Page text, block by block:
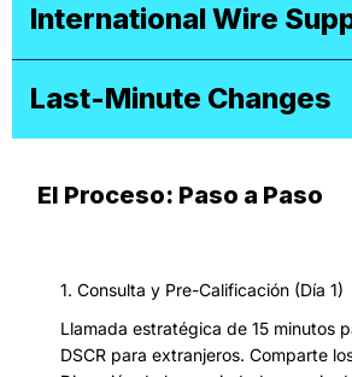
International Wire
Last-Minute Changes
El Proceso: Paso a Paso
1. Consulta y Pre-Calificación (Día 1)
Llamada estratégica de 15 minutos
DSCR para extranjeros. Comparte